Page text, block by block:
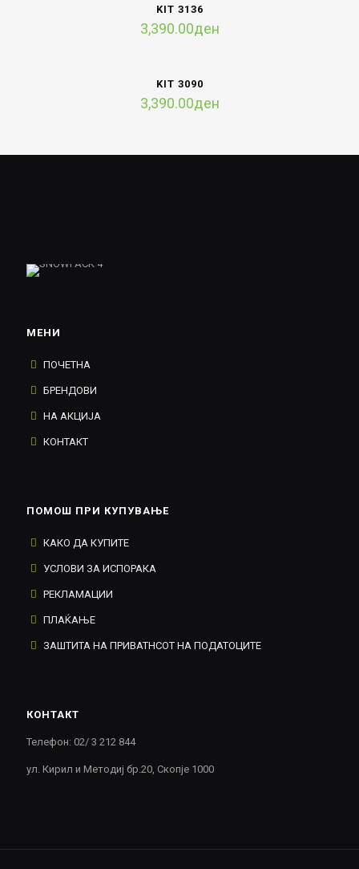
KIT 3136
3,390.00ден
KIT 3090
3,390.00ден
МЕНИ
ПОЧЕТНА
БРЕНДОВИ
НА АКЦИЈА
КОНТАКТ
ПОМОШ ПРИ КУПУВАЊЕ
КАКО ДА КУПИТЕ
УСЛОВИ ЗА ИСПОРАКА
РЕКЛАМАЦИИ
ПЛАЌАЊЕ
ЗАШТИТА НА ПРИВАТНСОТ НА ПОДАТОЦИТЕ
КОНТАКТ
Телефон: 02/ 3 212 844
ул. Кирил и Методиј бр.20, Скопје 1000